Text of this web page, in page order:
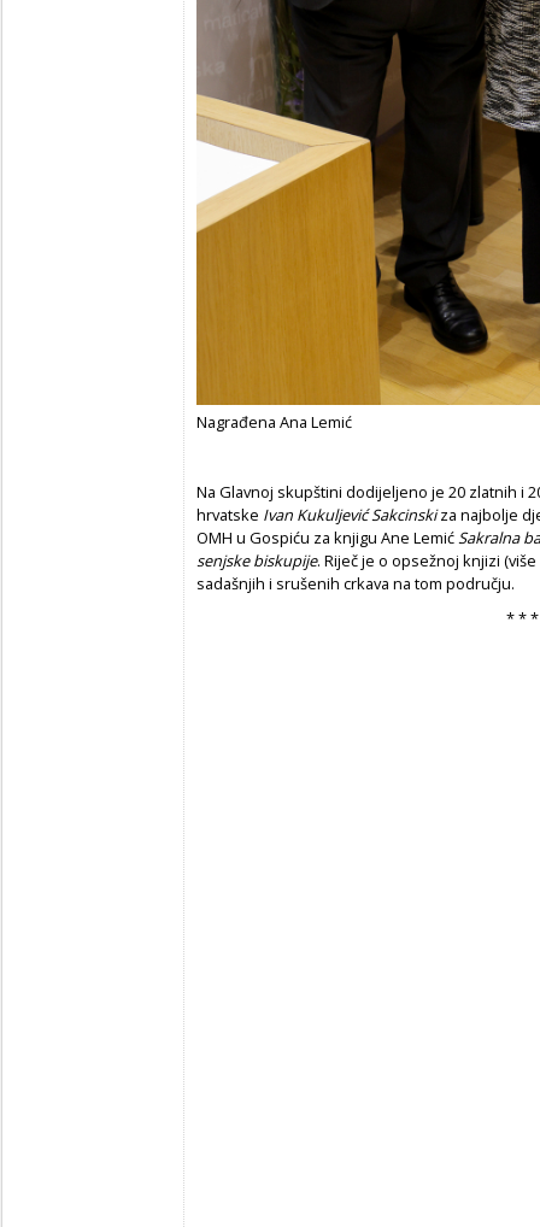
Nagrađena Ana Lemić
Na Glavnoj skupštini dodijeljeno je 20 zlatnih i
hrvatske Ivan Kukuljević Sakcinskiza najbolje
OMH u Gospiću za knjigu Ane LemićSakralna
senjske biskupije. Riječ je o opsežnoj knjizi
sadašnjih i srušenih crkava na tom području.
* * *